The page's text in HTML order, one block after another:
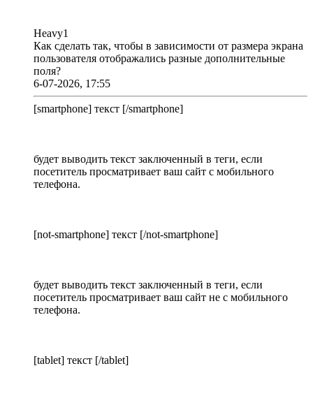
Heavy1
Как сделать так, чтобы в зависимости от размера экрана
пользователя отображались разные дополнительные
поля?
6-07-2026, 17:55
[smartphone] текст [/smartphone]
будет выводить текст заключенный в теги, если
посетитель просматривает ваш сайт с мобильного
телефона.
[not-smartphone] текст [/not-smartphone]
будет выводить текст заключенный в теги, если
посетитель просматривает ваш сайт не с мобильного
телефона.
[tablet] текст [/tablet]